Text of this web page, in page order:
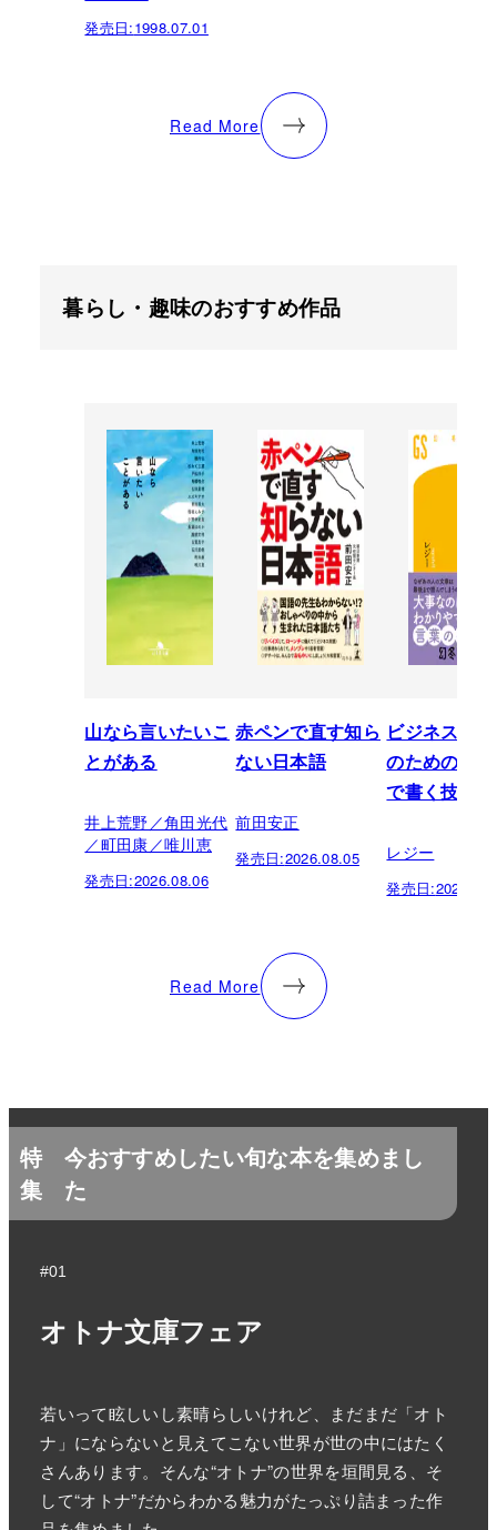
発売日:1998.07.01
Read More
暮らし・趣味のおすすめ作品
山なら言いたいこ
とがある
井上荒野／角田光代
／町田康／唯川恵
発売日:2026.08.06
赤ペンで直す知ら
ない日本語
前田安正
発売日:2026.08.05
ビジネスパ
のための「
で書く技術
レジー
発売日:
Read More
特
集
今おすすめしたい旬な本を集めまし
た
#01
オトナ文庫フェア
若いって眩しいし素晴らしいけれど、まだまだ「オト
ナ」にならないと見えてこない世界が世の中にはたく
さんあります。そんな“オトナ”の世界を垣間見る、そ
して“オトナ”だからわかる魅力がたっぷり詰まった作